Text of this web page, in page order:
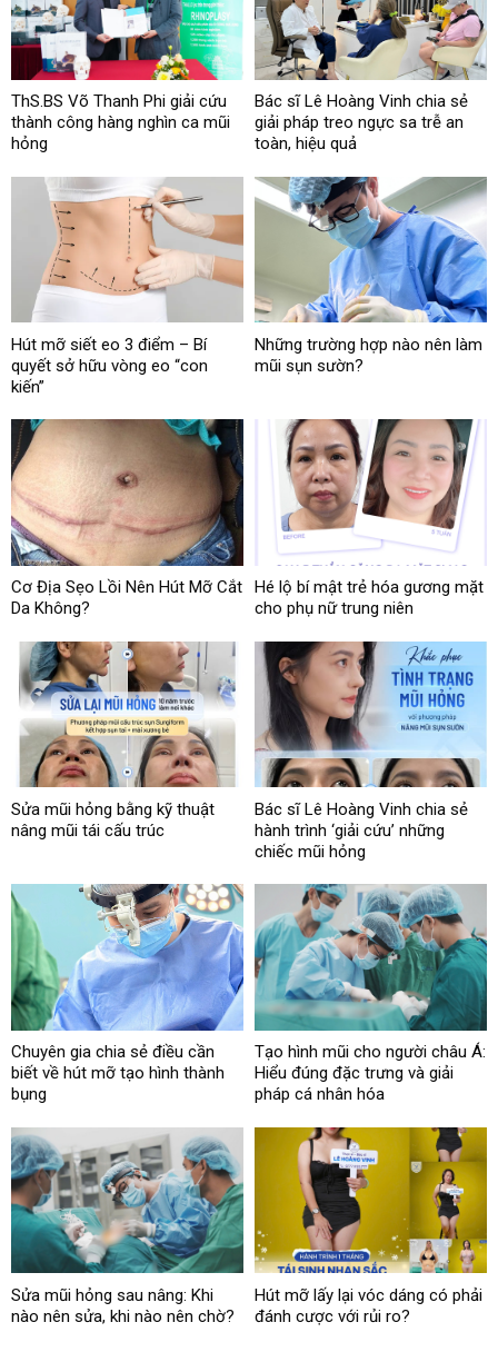
ThS.BS Võ Thanh Phi giải cứu
thành công hàng nghìn ca mũi
hỏng
Bác sĩ Lê Hoàng Vinh chia sẻ
giải pháp treo ngực sa trễ an
toàn, hiệu quả
Hút mỡ siết eo 3 điểm – Bí
quyết sở hữu vòng eo “con
kiến”
Những trường hợp nào nên làm
mũi sụn sườn?
Cơ Địa Sẹo Lồi Nên Hút Mỡ Cắt
Da Không?
Hé lộ bí mật trẻ hóa gương mặt
cho phụ nữ trung niên
Sửa mũi hỏng bằng kỹ thuật
nâng mũi tái cấu trúc
Bác sĩ Lê Hoàng Vinh chia sẻ
hành trình ‘giải cứu’ những
chiếc mũi hỏng
Chuyên gia chia sẻ điều cần
biết về hút mỡ tạo hình thành
bụng
Tạo hình mũi cho người châu Á:
Hiểu đúng đặc trưng và giải
pháp cá nhân hóa
Sửa mũi hỏng sau nâng: Khi
nào nên sửa, khi nào nên chờ?
Hút mỡ lấy lại vóc dáng có phải
đánh cược với rủi ro?